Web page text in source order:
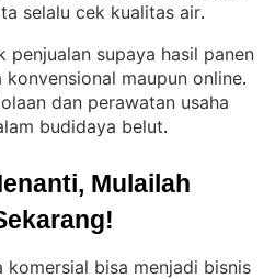
selalu cek kualitas air.
penjualan supaya hasil panen
maupun online
dan perawatan usaha
budidaya belut.
Mulailah
komersial bisa menjadi bisnis